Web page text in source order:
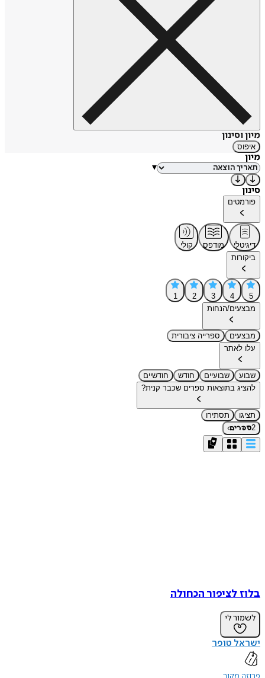
מיון וסינון
איפוס
מיון
▾
סינון
פורמטים
דיגיטלי מודפס
קולי
ביקורות
5
4
3
2
1
מבצעים/הנחות
מבצעים
ספרייה ציבורית
עלו לאתר
שבוע שבועיים חודש
חודשיים
להציג בתוצאות ספרים שכבר קנית?
תציגו
תסתירו
2ספרים›
בלוז לציפור הכחולה
לשמור לי
ישראל טופר